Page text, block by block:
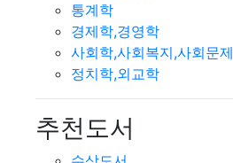
통계학
경제학,경영학
사회학,사회복지,사회문제
정치학,외교학
추천도서